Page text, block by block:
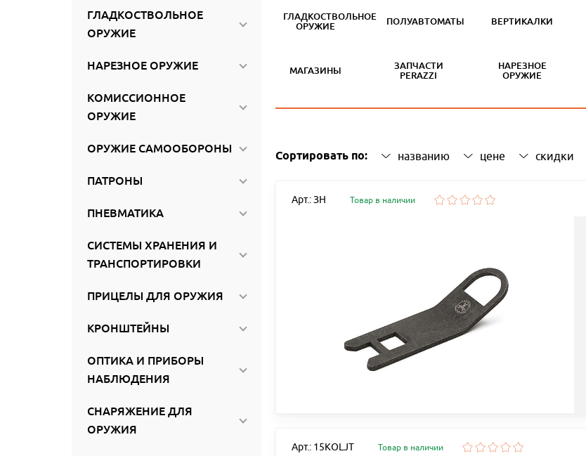
ГЛАДКОСТВОЛЬНОЕ
ОРУЖИЕ
НАРЕЗНОЕ ОРУЖИЕ
КОМИССИОННОЕ
ОРУЖИЕ
ОРУЖИЕ САМООБОРОНЫ
ПАТРОНЫ
ПНЕВМАТИКА
СИСТЕМЫ ХРАНЕНИЯ И
ТРАНСПОРТИРОВКИ
ПРИЦЕЛЫ ДЛЯ ОРУЖИЯ
КРОНШТЕЙНЫ
ОПТИКА И ПРИБОРЫ
НАБЛЮДЕНИЯ
СНАРЯЖЕНИЕ ДЛЯ
ОРУЖИЯ
ГЛАДКОСТВОЛЬНОЕ
ОРУЖИЕ
ПОЛУАВТОМАТЫ ВЕРТИКАЛКИ
МАГАЗИНЫ
ЗАПЧАСТИ
PERAZZI
НАРЕЗНОЕ
ОРУЖИЕ
Сортировать по: названию цене скидки
Арт.: ЗН Товар в наличии
Арт.: 15KOLJT Товар в наличии